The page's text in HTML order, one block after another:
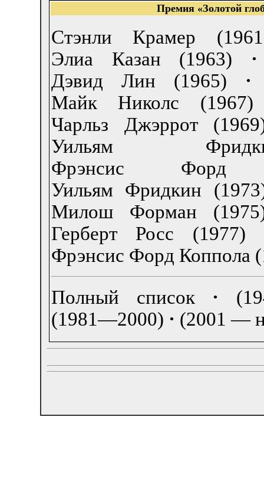
Премия «Золотой
Стэнли Крамер
Элиа Казан (1963) ·
Дэвид Лин (1965) ·
Майк Николс (1967)
Чарльз Джэррот
Уильям
Фрэнсис Форд
Уильям Фридкин
Милош Форман
Герберт Росс (1977)
Фрэнсис Форд Коппола
Полный список·
(1981—2000) · (2001 —